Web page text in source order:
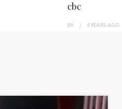
cbc
BY 4 YEARS AGO